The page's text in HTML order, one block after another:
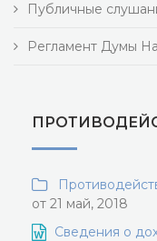
Публичные
Регламент Думы
от 21 май, 2018
Сведения о